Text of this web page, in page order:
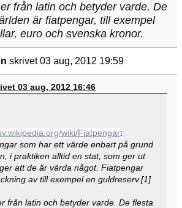
från latin och betyder varde. De
är fiatpengar, till exempel
euro och svenska kronor.
skrivet 03 aug, 2012 19:59
03 aug, 2012 16:46
wiki/Fiatpengar:
som har ett värde enbart på grund
i praktiken alltid en stat, som ger ut
att de är värda något. Fiatpengar
av till exempel en guldreserv.[1]
från latin och betyder varde. De flesta